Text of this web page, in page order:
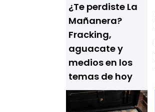
¿Te perdiste La
Mañanera?
Fracking,
aguacate y
medios en los
temas de hoy